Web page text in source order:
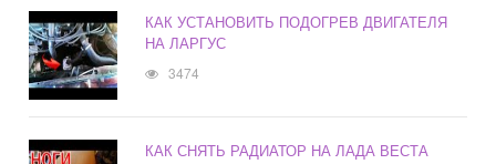
КАК УСТАНОВИТЬ ПОДОГРЕВ ДВИГАТЕЛЯ
НА ЛАРГУС
3474
КАК СНЯТЬ РАДИАТОР НА ЛАДА ВЕСТА